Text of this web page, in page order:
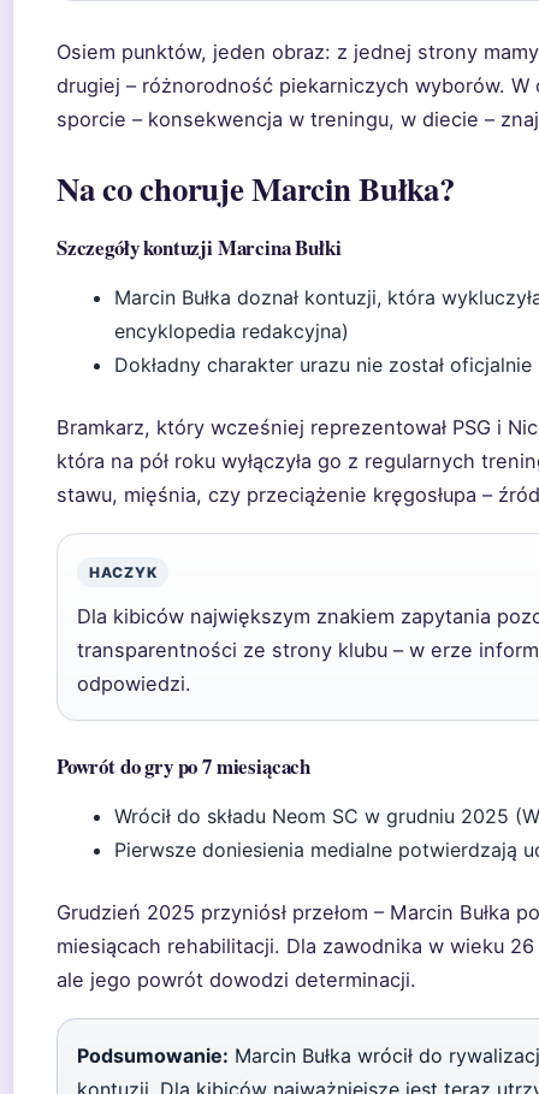
Osiem punktów, jeden obraz: z jednej strony
drugiej – różnorodność piekarniczych wyborów.
sporcie – konsekwencja w treningu, w diecie –
Na co choruje Marcin Bułka?
Szczegóły kontuzji Marcina Bułki
Marcin Bułka doznał kontuzji, która
encyklopedia redakcyjna)
Dokładny charakter urazu nie został
Bramkarz, który wcześniej reprezentował PSG i
która na pół roku wyłączyła go z regularnych
stawu, mięśnia, czy przeciążenie kręgosłupa –
HACZYK
Dla kibiców największym znakiem zapytania
transparentności ze strony klubu – w erze
odpowiedzi.
Powrót do gry po 7 miesiącach
Wrócił do składu Neom SC w grudniu 2025
Pierwsze doniesienia medialne potwierdzają
Grudzień 2025 przyniósł przełom – Marcin Bułka
miesiącach rehabilitacji. Dla zawodnika w wieku
ale jego powrót dowodzi determinacji.
Podsumowanie: Marcin Bułka wrócił do
kontuzji. Dla kibiców najważniejsze jest teraz